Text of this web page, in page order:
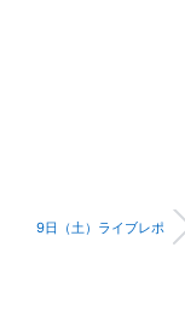
9日（土）ライブレポ